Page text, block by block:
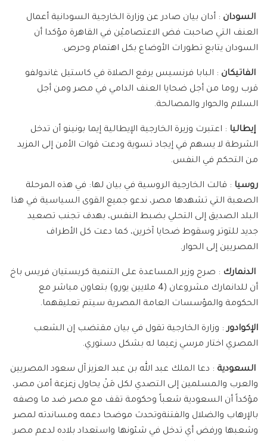
السودان : أدان بيان صادر عن وزارة الخارجية السودانية أعمال
العنف التي صاحبت فض الاعتصاميْن في القاهرة مؤكدا أن
السودان يتابع تطورات الأوضاع بكل اهتمام وحرص.
الفاتيكان : البابا فرنسيس يرفع الصلاة في كاستيل غاندولفو
قرب روما من أجل ضحايا العنف الدامي في مصر ومن أجل
السلام والحوار والمصالحة.
إيطاليا : اعتبرت وزيرة الخارجية الإيطالية إيما بونينو أن تدخل
الشرطة لا يسهم في إيجاد تسوية ودعت قوات الأمن إلى المزيد
من التحكم في النفس.
روسيا : قالت الخارجية الروسية في بيان لها: في هذه المرحلة
الصعبة التي تشهدها مصر، ندعو جميع القوى السياسية في هذا
البلد الصديق إلى التحلي بضبط النفس، بهدف تجنب تصعيد
جديد للتوتر وسقوط ضحايا آخرين، كما دعت كل الأطراف
المصريين إلى الحوار.
الدنمارك : صرح وزير المساعدة على التنمية كريستيان فريس باخ
أن للدانمارك مشروعان (4 ملايين يورو) بتعاون مباشر مع
الحكومة والمؤسسات العامة المصرية سيتم تعليقهما.
الإكوادور: وزارة الخارجية تقول في بيان مقتضب إن الشعب
المصري اختار مرسي زعيما له بشكل دستوري.
السعودية : دعا الملك عبد الله بن عبد العزيز آل سعود المصريين
والعرب والمسلمين إلى التصدي لكل مَنْ يحاول زعزعة أمن مصر،
مؤكداً أن السعودية شعباً وحكومة تقف مع مصر ضد ما وصفه
بالإرهاب والضلال والفتنةوتحدث موضحا دعمه ومساندته لمصر
وشعبها ورفض أي تدخل في شئونها واستعداد بلاده لدعم مصر.